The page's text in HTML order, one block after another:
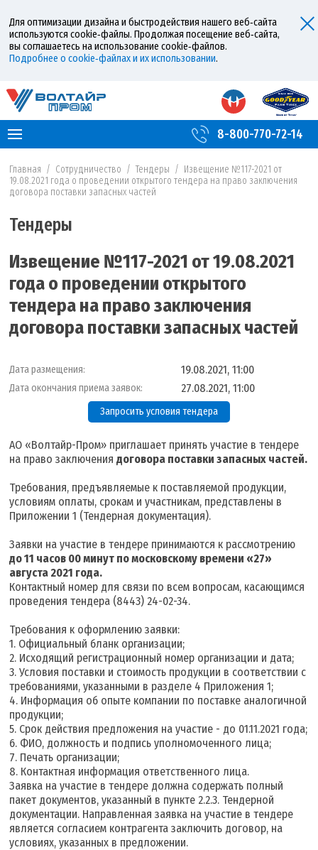
Для оптимизации дизайна и быстродействия нашего веб‑сайта
используются cookie‑файлы. Продолжая посещение веб‑сайта,
вы соглашаетесь на использование cookie‑файлов.
Подробнее о cookie‑файлах и их использовании.
8-800-770-72-14
Главная / Сотрудничество / Тендеры / Извещение №117-2021 от
19.08.2021 года о проведении открытого тендера на право заключения
договора поставки запасных частей
Тендеры
Извещение №117-2021 от 19.08.2021
года о проведении открытого
тендера на право заключения
договора поставки запасных частей
Дата размещения: 19.08.2021, 11:00
Дата окончания приема заявок: 27.08.2021, 11:00
Запросить условия тендера
АО «Волтайр-Пром» приглашает принять участие в тендере
на право заключениядоговора поставки запасных частей.
Требования, предъявляемые к поставляемой продукции,
условиям оплаты, срокам и участникам, представлены в
Приложении 1 (Тендерная документация).
Заявки на участие в тендере принимаются к рассмотрению
до 11 часов 00 минут по московскому времени «27»
августа 2021 года.
Контактный номер для связи по всем вопросам, касающимся
проведения тендера (8443) 24-02-34.
Требования к оформлению заявки:
1. Официальный бланк организации;
2. Исходящий регистрационный номер организации и дата;
3. Условия поставки и стоимость продукции в соответствии с
требованиями, указанными в разделе 4 Приложения 1;
4. Информация об опыте компании по поставке аналогичной
продукции;
5. Срок действия предложения на участие - до 01.11.2021 года;
6. ФИО, должность и подпись уполномоченного лица;
7. Печать организации;
8. Контактная информация ответственного лица.
Заявка на участие в тендере должна содержать полный
пакет документов, указанный в пункте 2.2.3. Тендерной
документации. Направленная заявка на участие в тендере
является согласием контрагента заключить договор, на
условиях, указанных в предложении.